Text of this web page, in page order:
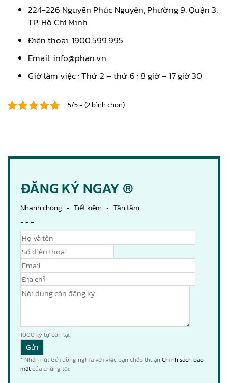
224-226 Nguyễn Phúc Nguyên, Phường 9, Quận 3,
TP. Hồ Chí Minh
Điện thoại: 1900.599.995
Email: info@phan.vn
Giờ làm việc : Thứ 2 – thứ 6 : 8 giờ – 17 giờ 30
5/5 - (2 bình chọn)
ĐĂNG KÝ NGAY ®
Nhanh chóng • Tiết kiệm • Tận tâm
- - -
1000 ký tự còn lại.
* Nhấn nút Gửi đồng nghĩa với việc bạn chấp thuận Chính sách bảo
mậtcủa chúng tôi.